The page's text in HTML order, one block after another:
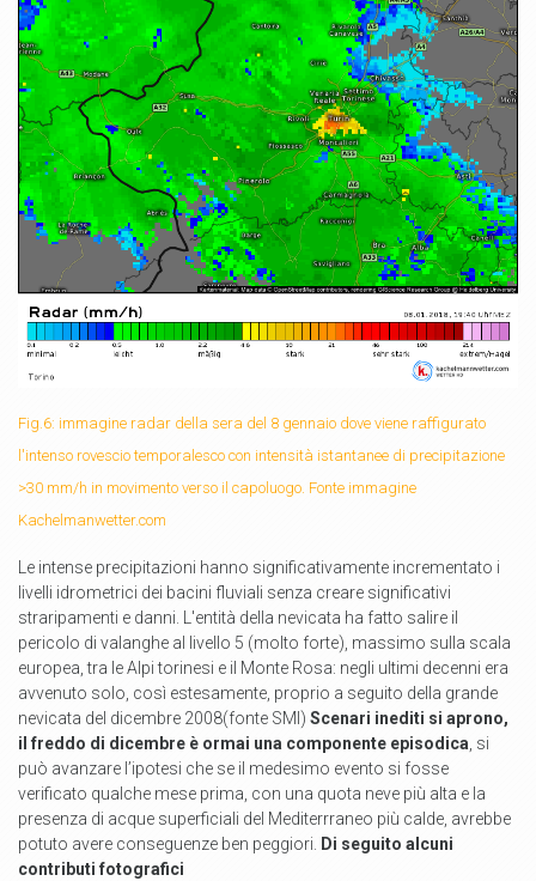
Fig.6: immagine radar della sera del 8 gennaio dove viene raffigurato
l'intenso rovescio temporalesco con intensità istantanee di precipitazione
>30 mm/h in movimento verso il capoluogo. Fonte immagine
Kachelmanwetter.com
Le intense precipitazioni hanno significativamente incrementato i
livelli idrometrici dei bacini fluviali senza creare significativi
straripamenti e danni. L'entità della nevicata ha fatto salire il
pericolo di valanghe al livello 5 (molto forte), massimo sulla scala
europea, tra le Alpi torinesi e il Monte Rosa: negli ultimi decenni era
avvenuto solo, così estesamente, proprio a seguito della grande
nevicata del dicembre 2008(fonte SMI) Scenari inediti si aprono,
il freddo di dicembre è ormai una componente episodica, si
può avanzare l’ipotesi che se il medesimo evento si fosse
verificato qualche mese prima, con una quota neve più alta e la
presenza di acque superficiali del Mediterrraneo più calde, avrebbe
potuto avere conseguenze ben peggiori. Di seguito alcuni
contributi fotografici